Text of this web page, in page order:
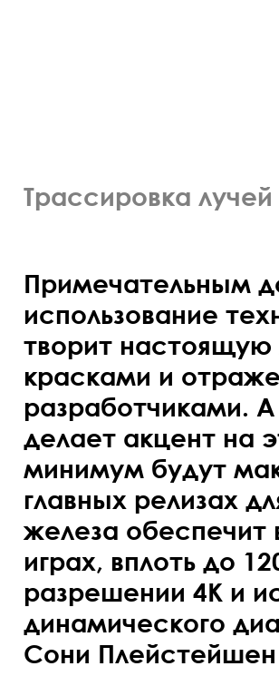
Трассировка лучей
Примечательным
использование
творит
красками и
разработчиками.
делает акцент на
минимум будут
главных релизах
железа обеспечит
играх, вплоть до
разрешении 4К и
динамического
Сони